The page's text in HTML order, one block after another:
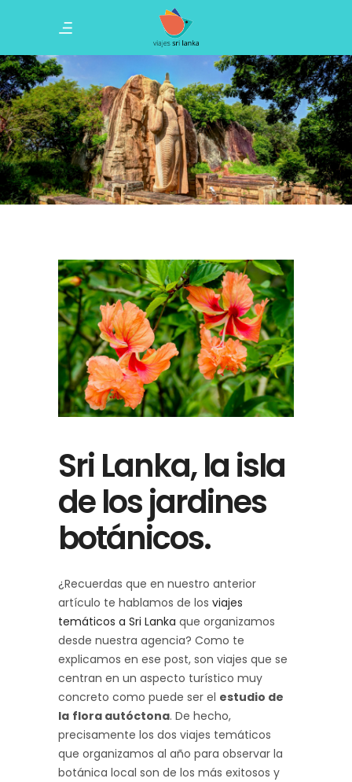
Sri Lanka, la isla
de los jardines
botánicos.
¿Recuerdas que en nuestro anterior
artículo te hablamos de los viajes
temáticos a Sri Lanka que organizamos
desde nuestra agencia? Como te
explicamos en ese post, son viajes que se
centran en un aspecto turístico muy
concreto como puede ser el estudio de
la flora autóctona. De hecho,
precisamente los dos viajes temáticos
que organizamos al año para observar la
botánica local son de los más exitosos y